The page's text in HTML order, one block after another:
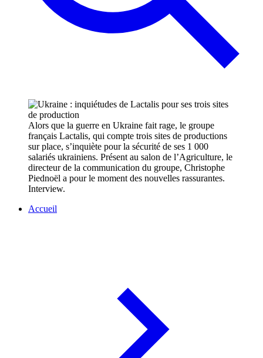
Alors que la guerre en Ukraine fait rage, le groupe
français Lactalis, qui compte trois sites de productions
sur place, s’inquiète pour la sécurité de ses 1 000
salariés ukrainiens. Présent au salon de l’Agriculture, le
directeur de la communication du groupe, Christophe
Piednoël a pour le moment des nouvelles rassurantes.
Interview.
Accueil